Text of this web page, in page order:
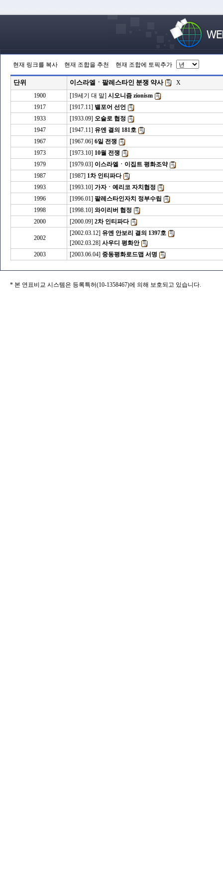
현재 링크를 복사 현재 조합을 추천 현재 조합에 토픽추가
단위 이스라엘ㆍ팔레스타인 분쟁 약사
X
1900
[19세기 대 말] 시오니즘 zionism
1917
[1917.11] 밸포어 선언
1933
[1933.09] 오슬로 협정
1947
[1947.11] 유엔 결의 181호
1967
[1967.06] 6일 전쟁
1973
[1973.10] 10월 전쟁
1979
[1979.03] 이스라엘ㆍ이집트 평화조약
1987
[1987] 1차 인티파다
1993
[1993.10] 가자ㆍ예리코 자치협정
1996
[1996.01] 팔레스타인자치 정부수립
1998
[1998.10] 와이리버 협정
2000
[2000.09] 2차 인티파다
2002
[2002.03.12] 유엔 안보리 결의 1397호
[2002.03.28] 사우디 평화안
2003
[2003.06.04] 중동평화로드맵 서명
* 본 연표비교 시스템은 등록특허(10-1358467)에 의해 보호되고 있습니다.